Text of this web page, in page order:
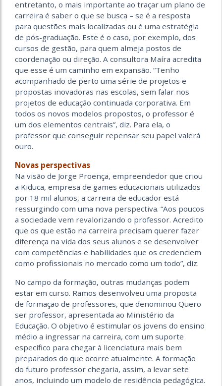
entretanto, o mais importante ao traçar um plano de
carreira é saber o que se busca – se é a resposta
para questões mais localizadas ou é uma estratégia
de pós-graduação. Este é o caso, por exemplo, dos
cursos de gestão, para quem almeja postos de
coordenação ou direção. A consultora Maíra acredita
que esse é um caminho em expansão. “Tenho
acompanhado de perto uma série de projetos e
propostas inovadoras nas escolas, sem falar nos
projetos de educação continuada corporativa. Em
todos os novos modelos propostos, o professor é
um dos elementos centrais”, diz. Para ela, o
professor que conseguir repensar seu papel valerá
ouro.
Novas perspectivas
Na visão de Jorge Proença, empreendedor que criou
a Kiduca, empresa de games educacionais utilizados
por 18 mil alunos, a carreira de educador está
ressurgindo com uma nova perspectiva. “Aos poucos
a sociedade vem revalorizando o professor. Acredito
que os que estão na carreira precisam querer fazer
diferença na vida dos seus alunos e se desenvolver
com competências e habilidades que os credenciem
como profissionais no mercado como um todo”, diz.
No campo da formação, outras mudanças podem
estar em curso. Ramos desenvolveu uma proposta
de formação de professores, que denominou Quero
ser professor, apresentada ao Ministério da
Educação. O objetivo é estimular os jovens do ensino
médio a ingressar na carreira, com um suporte
específico para chegar à licenciatura mais bem
preparados do que ocorre atual­mente. A formação
do futuro professor chegaria, assim, a levar sete
anos, incluindo um modelo de residência pedagógica.